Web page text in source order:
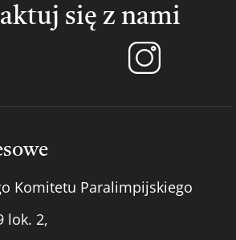
się z nami
Komitetu Paralimpijskiego
lok. 2,